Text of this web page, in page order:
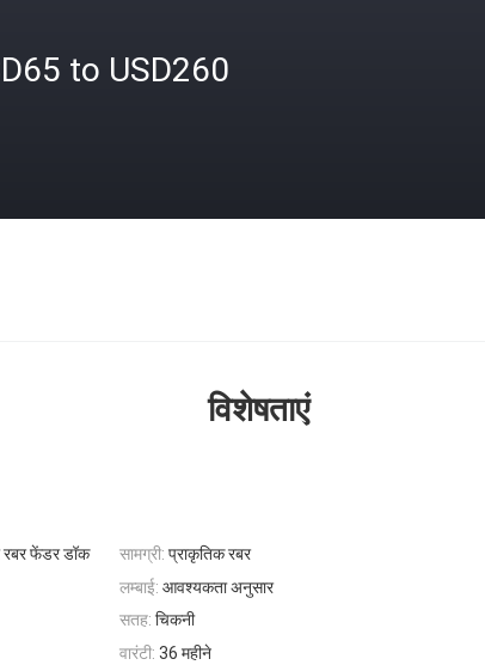
to USD260
विशेषताएं
रबर फेंडर डॉक सामग्री: प्राकृतिक रबर
लम्बाई: आवश्यकता अनुसार
सतह: चिकनी
वारंटी: 36 महीने